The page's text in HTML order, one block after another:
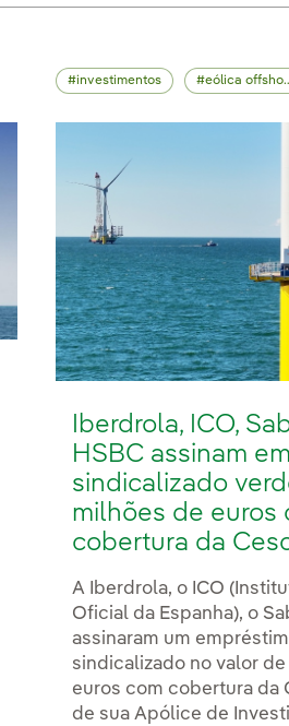
investimentos eólica offshore
Iberdrola, ICO,
HSBC assinam
sindicalizado
milhões de euros
cobertura da
A Iberdrola, o ICO
Oficial da Espanha), o
assinaram um
sindicalizado no valor
euros com cobertura da
de sua Apólice de